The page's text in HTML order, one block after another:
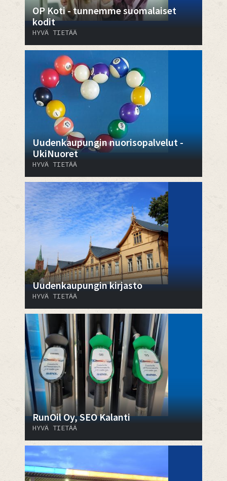
OP Koti - tunnemme suomalaiset
kodit
HYVÄ TIETÄÄ
Uudenkaupungin nuorisopalvelut -
UkiNuoret
HYVÄ TIETÄÄ
Uudenkaupungin kirjasto
HYVÄ TIETÄÄ
RunOil Oy, SEO Kalanti
HYVÄ TIETÄÄ